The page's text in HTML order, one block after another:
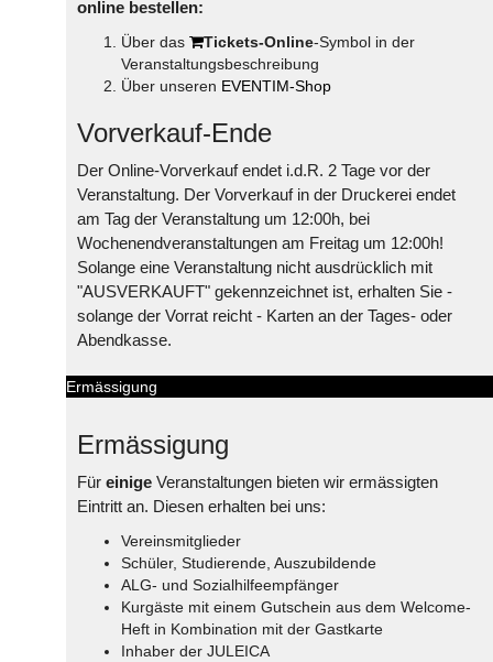
online bestellen:
Über das Tickets-Online-Symbol in der
Veranstaltungsbeschreibung
Über unseren EVENTIM-Shop
Vorverkauf-Ende
Der Online-Vorverkauf endet i.d.R. 2 Tage vor der
Veranstaltung. Der Vorverkauf in der Druckerei endet
am Tag der Veranstaltung um 12:00h, bei
Wochenendveranstaltungen am Freitag um 12:00h!
Solange eine Veranstaltung nicht ausdrücklich mit
"AUSVERKAUFT" gekennzeichnet ist, erhalten Sie -
solange der Vorrat reicht - Karten an der Tages- oder
Abendkasse.
Ermässigung
Ermässigung
Für einige Veranstaltungen bieten wir ermässigten
Eintritt an. Diesen erhalten bei uns:
Vereinsmitglieder
Schüler, Studierende, Auszubildende
ALG- und Sozialhilfeempfänger
Kurgäste mit einem Gutschein aus dem Welcome-
Heft in Kombination mit der Gastkarte
Inhaber der JULEICA